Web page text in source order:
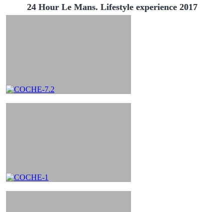
24 Hour Le Mans. Lifestyle experience 2017